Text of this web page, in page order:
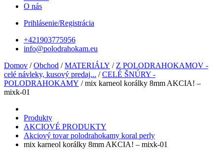
O nás
Prihlásenie/Registrácia
+421903775956
info@polodrahokam.eu
Domov /Obchod /MATERIÁLY / Z POLODRAHOKAMOV -
celé návleky, kusový predaj... /CELÉ ŠNÚRY -
POLODRAHOKAMY / mix karneol korálky 8mm AKCIA! –
mixk-01
Produkty
AKCIOVÉ PRODUKTY
Akciový tovar polodrahokamy koral perly
mix karneol korálky 8mm AKCIA! – mixk-01